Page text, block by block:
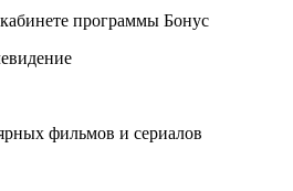
программы Бонус
фильмов и сериалов